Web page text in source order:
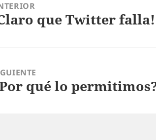
que Twitter falla!
qué lo